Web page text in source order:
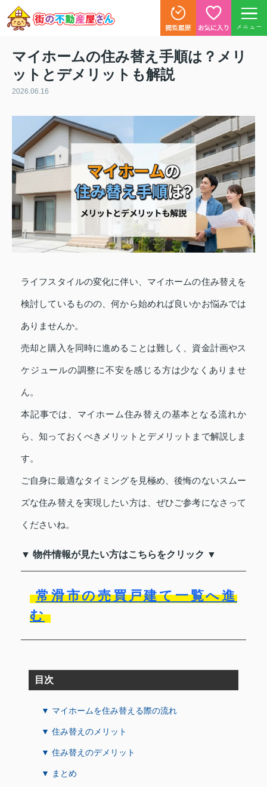
メニュー
マイホームの住み替え手順は？メリ
ットとデメリットも解説
2026.06.16
ライフスタイルの変化に伴い、マイホームの住み替えを
検討しているものの、何から始めれば良いかお悩みでは
ありませんか。
売却と購入を同時に進めることは難しく、資金計画やス
ケジュールの調整に不安を感じる方は少なくありませ
ん。
本記事では、マイホーム住み替えの基本となる流れか
ら、知っておくべきメリットとデメリットまで解説しま
す。
ご自身に最適なタイミングを見極め、後悔のないスムー
ズな住み替えを実現したい方は、ぜひご参考になさって
くださいね。
▼ 物件情報が見たい方はこちらをクリック ▼
常滑市の売買戸建て一覧へ進
む
目次
▼ マイホームを住み替える際の流れ
▼ 住み替えのメリット
▼ 住み替えのデメリット
▼ まとめ